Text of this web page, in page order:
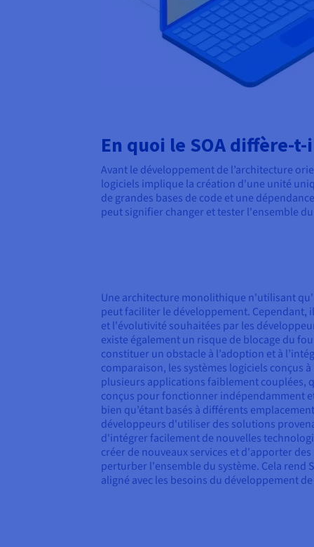
En quoi le SOA diffère-
Avant le développement de l’architecture
logiciels implique la création d'une unité
de grandes bases de code et une
peut signifier changer et tester l'ensemble
Une architecture monolithique n'utilisant
peut faciliter le développement.
et l'évolutivité souhaitées par les
existe également un risque de blocage du
constituer un obstacle à l’adoption et à
comparaison, les systèmes logiciels conçus à
plusieurs applications faiblement couplées,
conçus pour fonctionner indépendamment
bien qu’étant basés à différents
développeurs d'utiliser des solutions
d'intégrer facilement de nouvelles
créer de nouveaux services et d'apporter
perturber l'ensemble du système. Cela rend
aligné avec les besoins du développement